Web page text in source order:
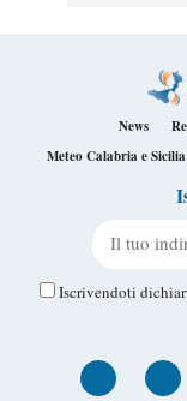
News
Meteo Calabria e Sicilia
Iscrivendoti